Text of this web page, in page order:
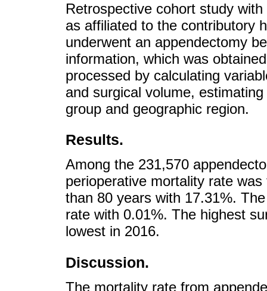
Retrospective cohort study
as affiliated to the contributory
underwent an appendectomy
information, which was
processed by calculating
and surgical volume,
group and geographic region.
Results.
Among the 231,570
perioperative mortality rate
than 80 years with 17.31%.
rate with 0.01%. The highest
lowest in 2016.
Discussion.
The mortality rate from